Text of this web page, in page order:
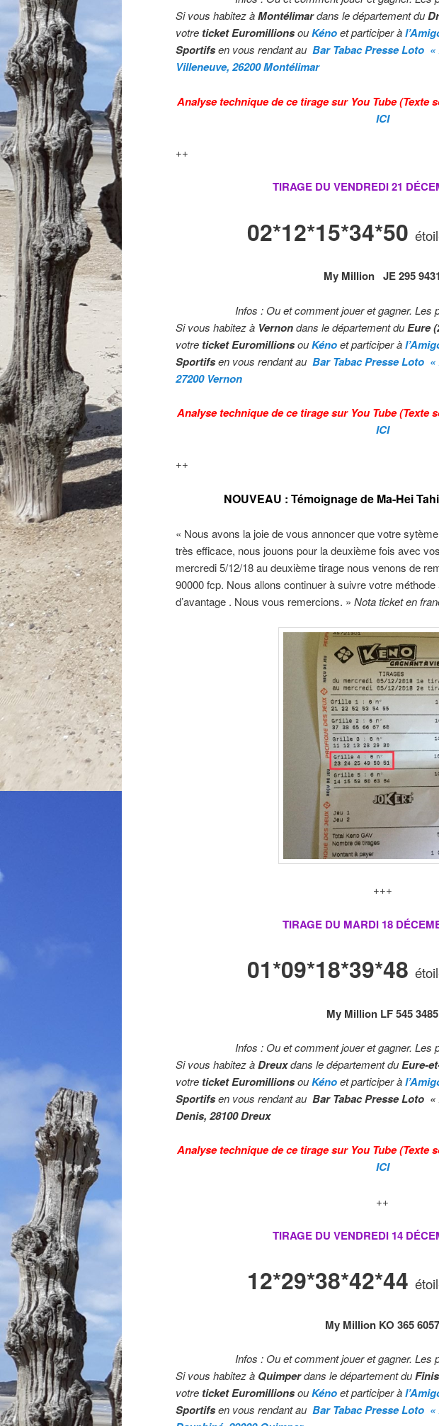
Si vous habitez àMontélimardans le département du
votre ticket EuromillionsouKénoet participer à
Sportifsen vous rendant au Bar Tabac Presse Loto «
Villeneuve, 26200 Montélimar
Analyse technique de ce tirage sur You Tube (Texte
ICI
++
TIRAGE DU VENDREDI 21
02*12*15*34*50
My Million JE2959431
Infos : Ou et comment jouer et gagner. Les
Si vous habitez à Vernondans le département duEure
votre ticket EuromillionsouKénoet participer à
Sportifsen vous rendant au Bar Tabac Presse Loto «
27200 Vernon
Analyse technique de ce tirage sur You Tube (Texte
ICI
++
NOUVEAU : Témoignage de Ma-Hei
« Nous avons la joie de vous annoncer que votre
très efficace, nous jouons pour la deuxième fois avec
mercredi 5/12/18 au deuxième tirage nous venons de
90000 fcp. Nous allons continuer à suivre votre
d’avantage . Nous vous remercions. » Nota ticket en
+++
TIRAGE DU MARDI 18
01*09*18*39*48
My Million LF 545 3485
Infos : Ou et comment jouer et gagner. Les
Si vous habitez àDreuxdans le département duEure-
votre ticket EuromillionsouKénoet participer à
Sportifsen vous rendant au Bar Tabac Presse Loto
Denis, 28100 Dreux
Analyse technique de ce tirage sur You Tube (Texte
ICI
++
TIRAGE DU VENDREDI 14
12*29*38*42*44
My Million KO 365 6057
Infos : Ou et comment jouer et gagner. Les
Si vous habitez à Quimperdans le département du
votre ticket EuromillionsouKénoet participer à
Sportifsen vous rendant au Bar Tabac Presse Loto